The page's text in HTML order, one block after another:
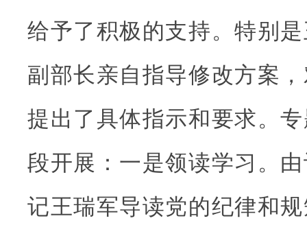
给予了积极的支持。特别
副部长亲自指导修改方案
提出了具体指示和要求。
段开展：一是领读学习。
记王瑞军导读党的纪律和